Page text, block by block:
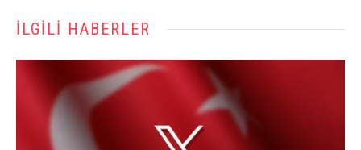
İLGILI HABERLER